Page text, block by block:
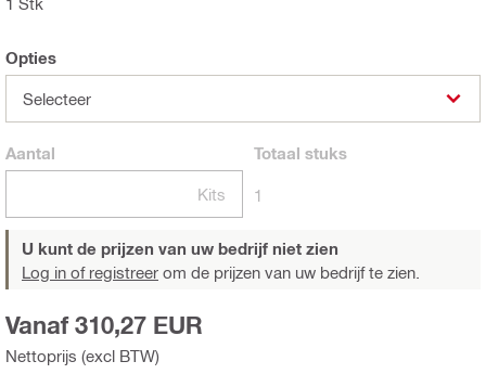
Opties
Selecteer
Aantal
Kits
Totaal stuks
1
U kunt de prijzen van uw bedrijf niet zien
Log in of registreer om de prijzen van uw bedrijf te zien.
Nettoprijs (excl BTW)
Vanaf 310,27 EUR